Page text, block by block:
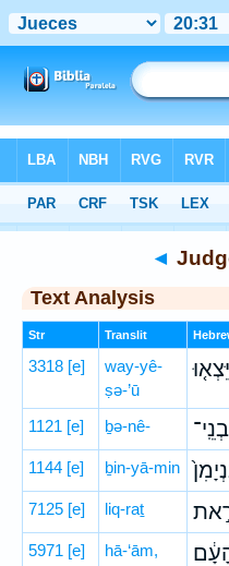
Hebrew> Judges 20:31
◄
Text Analysis
Str Translit
3318 [e]
way-yê-
ṣə-’ū
1121 [e] ḇə-nê- בְנֵֽי־
1144 [e] ḇin-yā-min
7125 [e] liq-raṯ
5971 [e] hā-‘ām,